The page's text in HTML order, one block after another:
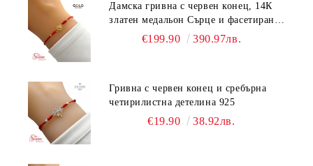
Дамска гривна с червен конец, 14К
златен медальон Сърце и фасетирани
мъниста€199.90 390.97лв.
Гривна с червен конец и сребърна
четирилистна детелина 925
€19.90 38.92лв.